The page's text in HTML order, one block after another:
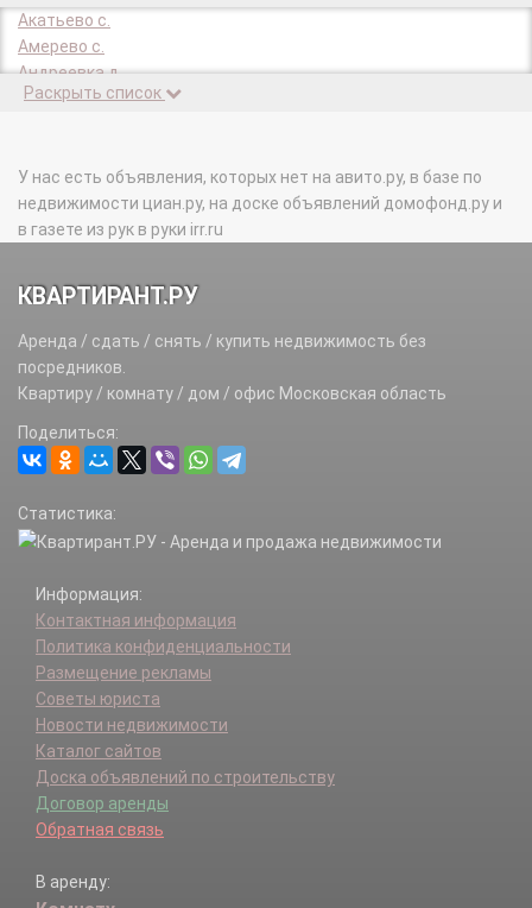
Акатьево с.
Амерево с.
Андреевка д.
Андреевское с.
Бакунино д.
Барановка д.
Берняково д.
Богдановка д.
Богородское д.
Большое Карасево д.
Большое Колычево с.
Борисово д.
Бортниково д.
Бузуково д.
Верхнее Хорошово д.
Возрождение п.
Ворыпаевка д.
Гололобово с.
Горки с.
Горностаево д.
Городец с.
Городище-Юшково д.
Городки д.
Грайвороны д.
Гришино д.
Губастово д.
Дворики д.
Раскрыть список
У нас есть объявления, которых нет на авито.ру, в базе по
недвижимости циан.ру, на доске объявлений домофонд.ру и
в газете из рук в руки irr.ru
КВАРТИРАНТ.РУ
Аренда / сдать / снять / купить недвижимость без
посредников.
Квартиру / комнату / дом / офис Московская область
Поделиться:
Статистика:
Информация:
Контактная информация
Политика конфиденциальности
Размещение рекламы
Советы юриста
Новости недвижимости
Каталог сайтов
Доска объявлений по строительству
Договор аренды
Обратная связь
В аренду: